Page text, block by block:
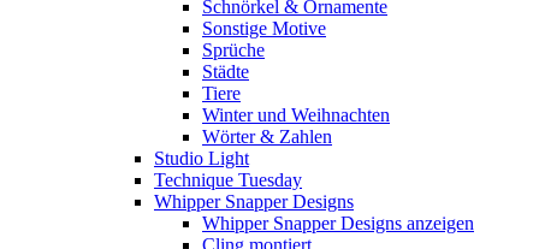
Schnörkel & Ornamente
Sonstige Motive
Sprüche
Städte
Tiere
Winter und Weihnachten
Wörter & Zahlen
Studio Light
Technique Tuesday
Whipper Snapper Designs
Whipper Snapper Designs anzeigen
Cling montiert